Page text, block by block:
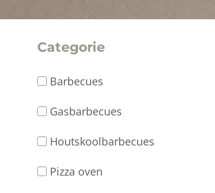
Categorie
Barbecues
Gasbarbecues
Houtskoolbarbecues
Pizza oven